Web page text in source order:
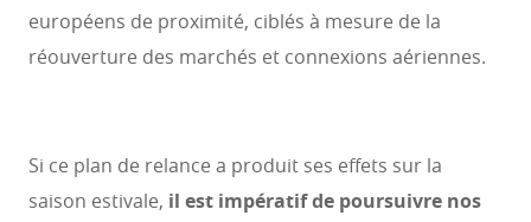
européens de proximité, ciblés à mesure de la
réouverture des marchés et connexions aériennes.
Si ce plan de relance a produit ses effets sur la
saison estivale, il est impératif de poursuivre nos